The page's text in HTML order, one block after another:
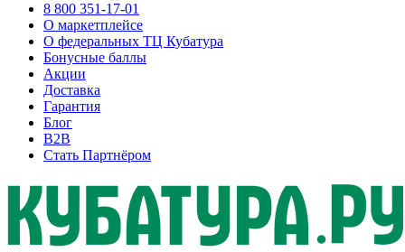
8 800 351-17-01
О маркетплейсе
О федеральных ТЦ Кубатура
Бонусные баллы
Акции
Доставка
Гарантия
Блог
B2B
Стать Партнёром